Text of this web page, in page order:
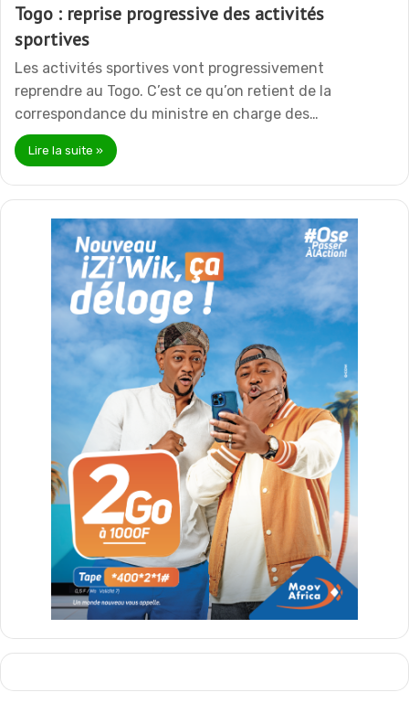
Togo : reprise progressive des activités
sportives
Les activités sportives vont progressivement
reprendre au Togo. C’est ce qu’on retient de la
correspondance du ministre en charge des…
Lire la suite »